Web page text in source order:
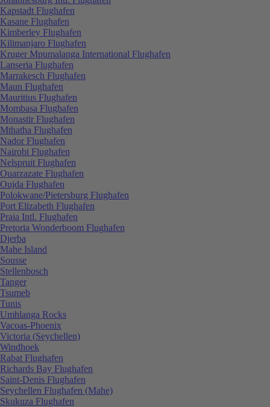
Kapstadt Flughafen
Kasane Flughafen
Kimberley Flughafen
Kilimanjaro Flughafen
Kruger Mpumalanga International Flughafen
Lanseria Flughafen
Marrakesch Flughafen
Maun Flughafen
Mauritius Flughafen
Mombasa Flughafen
Monastir Flughafen
Mthatha Flughafen
Nador Flughafen
Nairobi Flughafen
Nelspruit Flughafen
Ouarzazate Flughafen
Oujda Flughafen
Polokwane/Pietersburg Flughafen
Port Elizabeth Flughafen
Praia Intl. Flughafen
Pretoria Wonderboom Flughafen
Djerba
Mahe Island
Sousse
Stellenbosch
Tanger
Tsumeb
Tunis
Umhlanga Rocks
Vacoas-Phoenix
Victoria (Seychellen)
Windhoek
Rabat Flughafen
Richards Bay Flughafen
Saint-Denis Flughafen
Seychellen Flughafen (Mahe)
Skukuza Flughafen